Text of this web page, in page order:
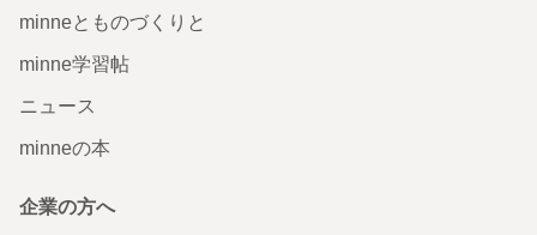
minneとものづくりと
minne学習帖
ニュース
minneの本
企業の方へ